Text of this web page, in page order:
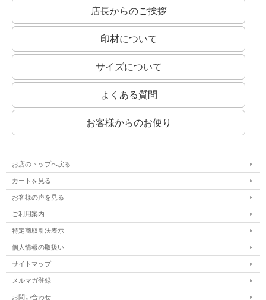
店長からのご挨拶
印材について
サイズについて
よくある質問
お客様からのお便り
お店のトップへ戻る
カートを見る
お客様の声を見る
ご利用案内
特定商取引法表示
個人情報の取扱い
サイトマップ
メルマガ登録
お問い合わせ